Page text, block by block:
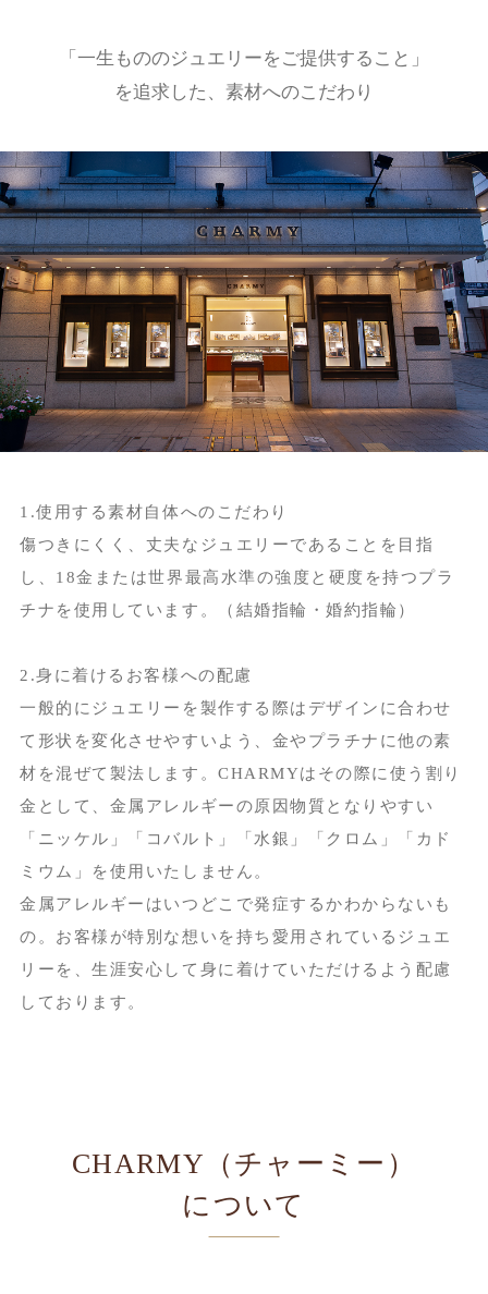
「一生もののジュエリーをご提供すること」
を追求した、素材へのこだわり
1.使用する素材自体へのこだわり
傷つきにくく、丈夫なジュエリーであることを目指
し、18金または世界最高水準の強度と硬度を持つプラ
チナを使用しています。（結婚指輪・婚約指輪）
2.身に着けるお客様への配慮
一般的にジュエリーを製作する際はデザインに合わせ
て形状を変化させやすいよう、金やプラチナに他の素
材を混ぜて製法します。CHARMYはその際に使う割り
金として、金属アレルギーの原因物質となりやすい
「ニッケル」「コバルト」「水銀」「クロム」「カド
ミウム」を使用いたしません。
金属アレルギーはいつどこで発症するかわからないも
の。お客様が特別な想いを持ち愛用されているジュエ
リーを、生涯安心して身に着けていただけるよう配慮
しております。
CHARMY（チャーミー）
について